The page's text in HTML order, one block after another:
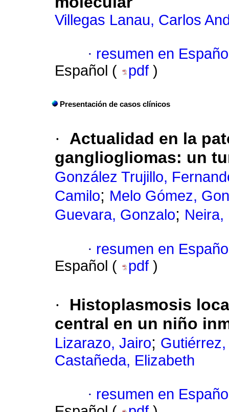
Villegas Lanau, Carlos
· resumen en
Español (
pdf )
Presentación de casos clínicos
·
Actualidad en la
gangliogliomas: un
González Trujillo,
Camilo; Melo Gómez,
Guevara, Gonzalo; Neira,
· resumen en
Español (
pdf )
·
Histoplasmosis
central en un niño
Lizarazo, Jairo;
Castañeda, Elizabeth
· resumen en